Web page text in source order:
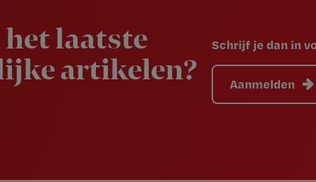
laatste
artikelen?
Schrijf je dan in
Aanmelden